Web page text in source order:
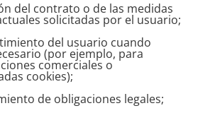
del contrato o de las medidas
solicitadas por el usuario;
del usuario cuando
(por ejemplo, para
comerciales o
cookies);
de obligaciones legales;